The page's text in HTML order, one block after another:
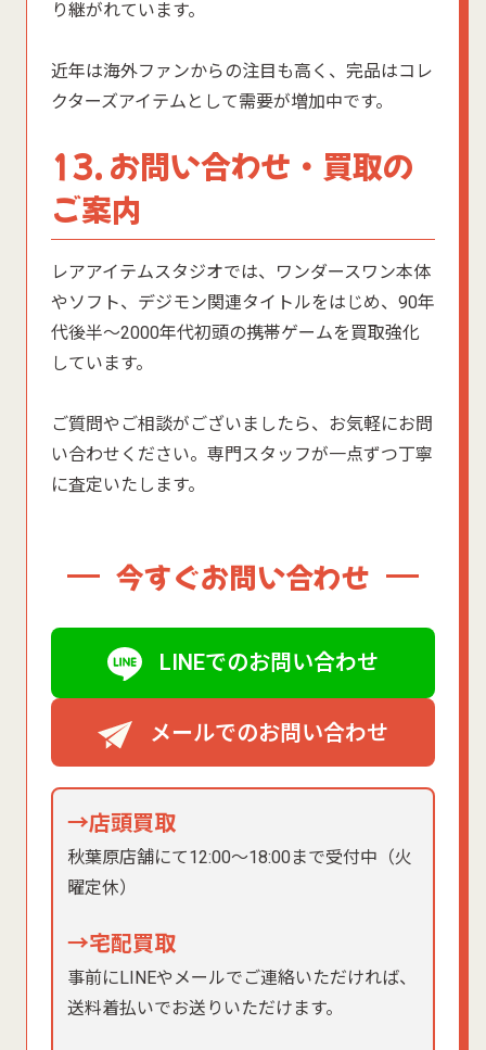
り継がれています。
近年は海外ファンからの注目も高く、完品はコレ
クターズアイテムとして需要が増加中です。
13. お問い合わせ・買取の
ご案内
レアアイテムスタジオでは、ワンダースワン本体
やソフト、デジモン関連タイトルをはじめ、90年
代後半〜2000年代初頭の携帯ゲームを買取強化
しています。
ご質問やご相談がございましたら、お気軽にお問
い合わせください。専門スタッフが一点ずつ丁寧
に査定いたします。
今すぐお問い合わせ
LINEでのお問い合わせ
メールでのお問い合わせ
→店頭買取
秋葉原店舗にて12:00〜18:00まで受付中（火
曜定休）
→宅配買取
事前にLINEやメールでご連絡いただければ、
送料着払いでお送りいただけます。